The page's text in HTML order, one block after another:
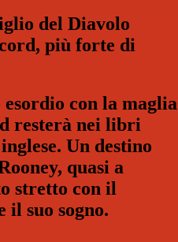
del Diavolo
più forte di
esordio con la maglia
resterà nei libri
Un destino
quasi a
stretto con il
il suo sogno.